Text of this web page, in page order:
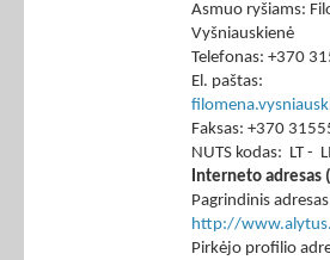
Asmuo ryšiams:
Vyšniauskienė
Telefonas: +370
El. paštas:
Faksas: +370
NUTS kodas: LT -
Interneto adresas
Pagrindinis
http://
Pirkėjo profilio